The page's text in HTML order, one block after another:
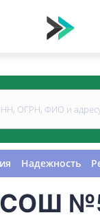
Надежность